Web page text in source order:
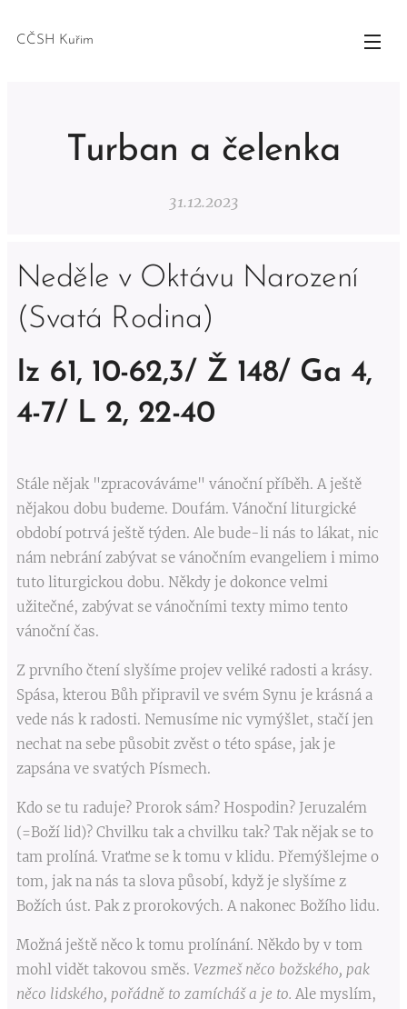
CČSH Kuřim
Turban a čelenka
31.12.2023
Neděle v Oktávu Narození
(Svatá Rodina)
Iz 61, 10-62,3/ Ž 148/ Ga 4,
4-7/ L 2, 22-40
Stále nějak "zpracováváme" vánoční příběh. A ještě
nějakou dobu budeme. Doufám. Vánoční liturgické
období potrvá ještě týden. Ale bude-li nás to lákat, nic
nám nebrání zabývat se vánočním evangeliem i mimo
tuto liturgickou dobu. Někdy je dokonce velmi
užitečné, zabývat se vánočními texty mimo tento
vánoční čas.
Z prvního čtení slyšíme projev veliké radosti a krásy.
Spása, kterou Bůh připravil ve svém Synu je krásná a
vede nás k radosti. Nemusíme nic vymýšlet, stačí jen
nechat na sebe působit zvěst o této spáse, jak je
zapsána ve svatých Písmech.
Kdo se tu raduje? Prorok sám? Hospodin? Jeruzalém
(=Boží lid)? Chvilku tak a chvilku tak? Tak nějak se to
tam prolíná. Vraťme se k tomu v klidu. Přemýšlejme o
tom, jak na nás ta slova působí, když je slyšíme z
Božích úst. Pak z prorokových. A nakonec Božího lidu.
Možná ještě něco k tomu prolínání. Někdo by v tom
mohl vidět takovou směs. Vezmeš něco božského, pak
něco lidského, pořádně to zamícháš a je to. Ale myslím,